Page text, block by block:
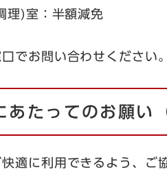
)室：半額減免
でお問い合わせください。
あたってのお願い
適に利用できるよう、ご